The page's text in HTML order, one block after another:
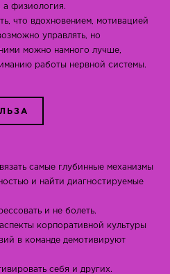
а физиология.
что вдохновением, мотивацией
управлять, но
можно намного лучше,
работы нервной системы.
самые глубинные механизмы
и найти диагностируемые
и не болеть.
корпоративной культуры
в команде демотивируют
себя и других.